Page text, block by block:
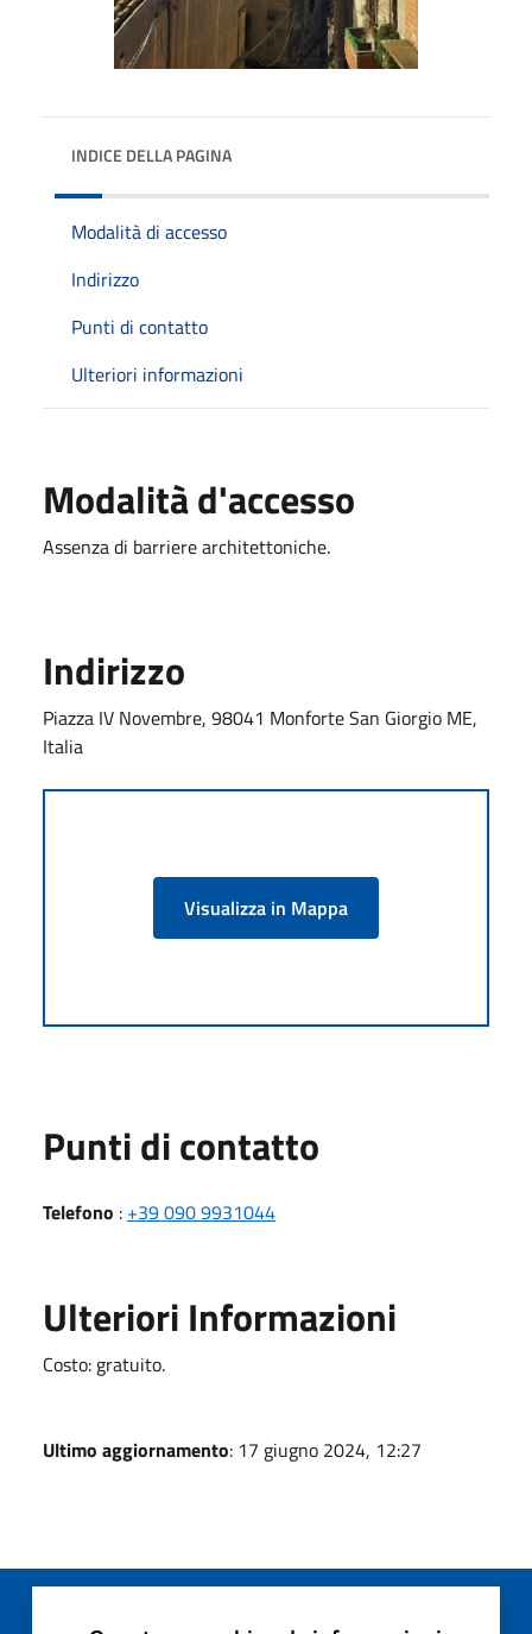
INDICE DELLA PAGINA
Modalità di accesso
Indirizzo
Punti di contatto
Ulteriori informazioni
Modalità d'accesso
Assenza di barriere architettoniche.
Indirizzo
Piazza IV Novembre, 98041 Monforte San Giorgio ME,
Italia
Visualizza in Mappa
Punti di contatto
Telefono : +39 090 9931044
Ulteriori Informazioni
Costo: gratuito.
Ultimo aggiornamento: 17 giugno 2024, 12:27